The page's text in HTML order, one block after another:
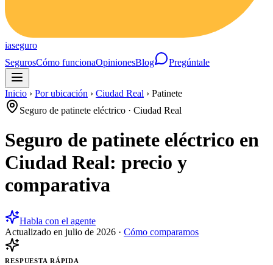
iaseguro
SegurosCómo funcionaOpinionesBlog Pregúntale
Inicio › Por ubicación › Ciudad Real › Patinete
Seguro de patinete eléctrico · Ciudad Real
Seguro de patinete eléctrico en
Ciudad Real: precio y
comparativa
Habla con el agente
Actualizado en julio de 2026 · Cómo comparamos
RESPUESTA RÁPIDA